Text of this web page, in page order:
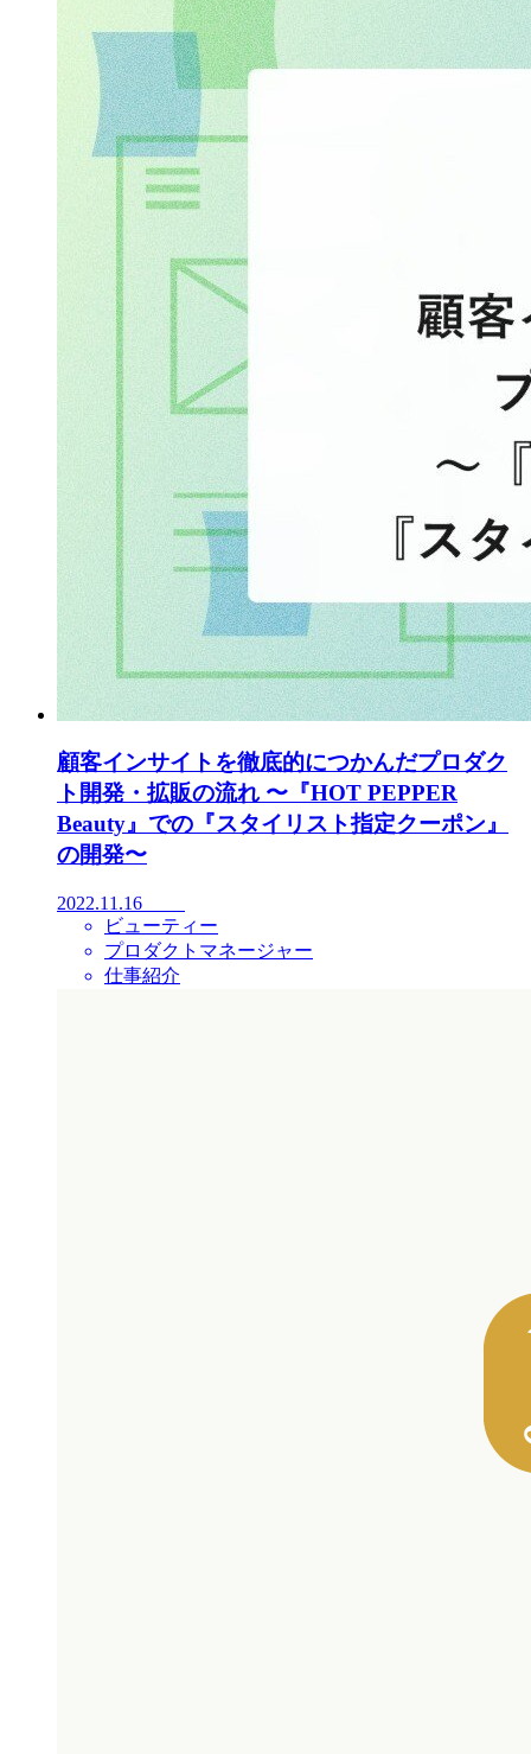
顧客インサイトを徹底的につかんだプロダク
ト開発・拡販の流れ 〜『HOT PEPPER
Beauty』での『スタイリスト指定クーポン』
の開発〜
2022.11.16
ビューティー
プロダクトマネージャー
仕事紹介